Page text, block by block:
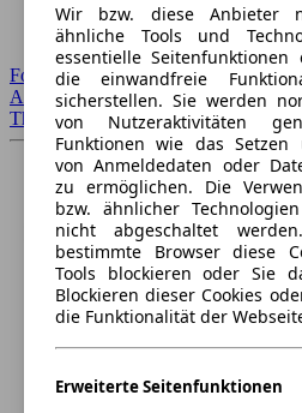
Forum Startseite
Alle Auto-Foren
Themen-Forum
Wir bzw. diese Anbieter
ähnliche Tools und
essentielle
die einwandfreie
sicherstellen. Sie werden
von Nutzeraktivitäten
Funktionen wie das Setzen
von Anmeldedaten oder
zu ermöglichen. Die
bzw. ähnlicher
nicht abgeschaltet
bestimmte Browser diese
Tools blockieren oder Sie
Blockieren dieser Cookies
die Funktionalität der
Erweiterte Seitenfunktionen